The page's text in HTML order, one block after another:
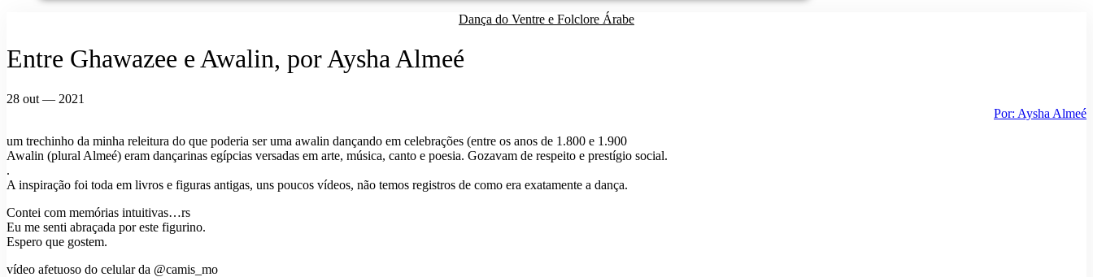
Dança do Ventre e Folclore Árabe
Entre Ghawazee e Awalin, por Aysha Almeé
28 out — 2021
Por: Aysha Almeé
um trechinho da minha releitura do que poderia ser uma awalin dançando em celebrações (entre os anos de 1.800 e 1.900
Awalin (plural Almeé) eram dançarinas egípcias versadas em arte, música, canto e poesia. Gozavam de respeito e prestígio social.
.
A inspiração foi toda em livros e figuras antigas, uns poucos vídeos, não temos registros de como era exatamente a dança.
Contei com memórias intuitivas…rs
Eu me senti abraçada por este figurino.
Espero que gostem.
vídeo afetuoso do celular da @camis_mo